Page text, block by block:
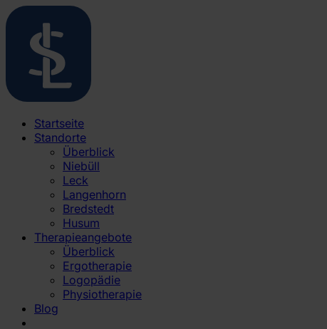
Startseite
Standorte
Überblick
Niebüll
Leck
Langenhorn
Bredstedt
Husum
Therapieangebote
Überblick
Ergotherapie
Logopädie
Physiotherapie
Blog